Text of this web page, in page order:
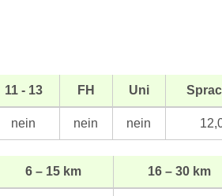
11 - 13 FH Uni
nein nein nein
6 – 15 km 16 – 30 km